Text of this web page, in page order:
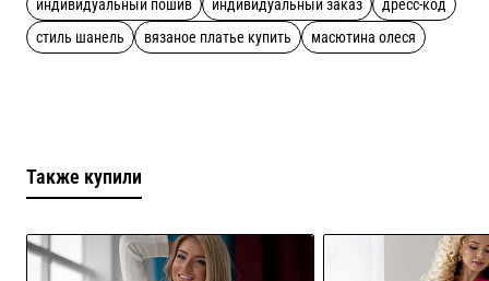
индивидуальный пошив индивидуальный заказ
дресс-код
стиль шанель
вязаное платье купить масютина олеся
Также купили